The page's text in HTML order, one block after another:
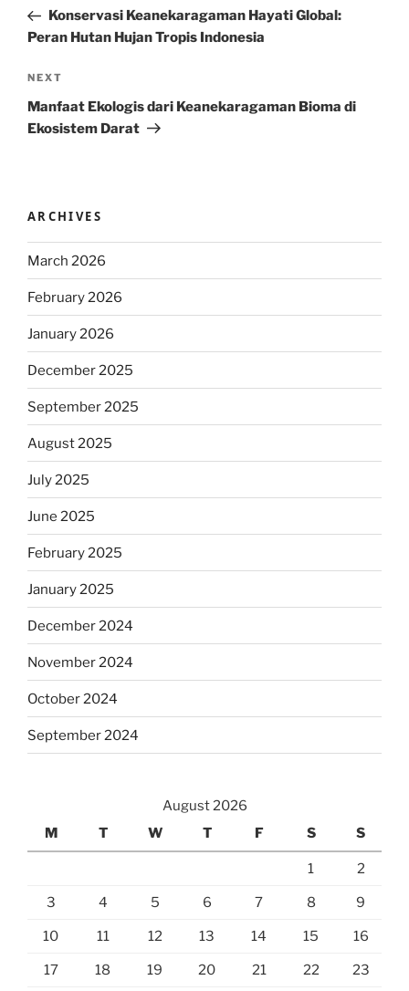
PostKonservasi Keanekaragaman Hayati Global:
Peran Hutan Hujan Tropis Indonesia
Next
Post
NEXT
Manfaat Ekologis dari Keanekaragaman Bioma di
Ekosistem Darat
ARCHIVES
March 2026
February 2026
January 2026
December 2025
September 2025
August 2025
July 2025
June 2025
February 2025
January 2025
December 2024
November 2024
October 2024
September 2024
August 2026
M
T W T F S S
1 2
3 4 5 6 7 8 9
10 11 12 13 14 15 16
17 18 19 20 21 22 23